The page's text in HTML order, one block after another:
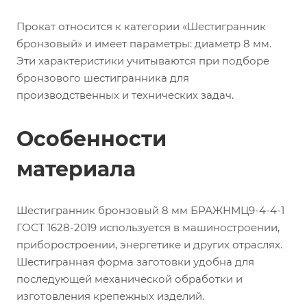
Прокат относится к категории «Шестигранник
бронзовый» и имеет параметры: диаметр 8 мм.
Эти характеристики учитываются при подборе
бронзового шестигранника для
производственных и технических задач.
Особенности
материала
Шестигранник бронзовый 8 мм БРАЖНМЦ9-4-4-1
ГОСТ 1628-2019 используется в машиностроении,
приборостроении, энергетике и других отраслях.
Шестигранная форма заготовки удобна для
последующей механической обработки и
изготовления крепежных изделий.